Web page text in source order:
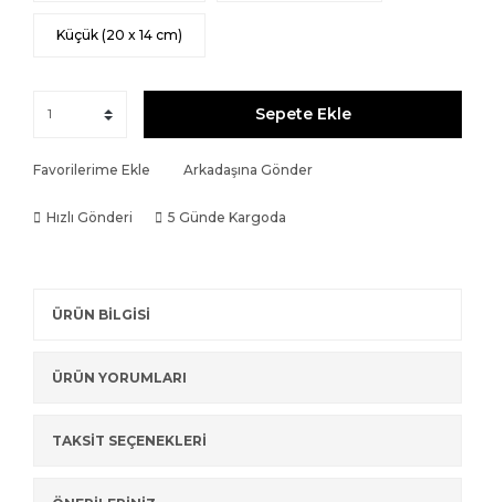
Küçük (20 x 14 cm)
Sepete Ekle
Favorilerime Ekle Arkadaşına Gönder
Hızlı Gönderi 5 Günde Kargoda
ÜRÜN BİLGİSİ
ÜRÜN YORUMLARI
TAKSİT SEÇENEKLERİ